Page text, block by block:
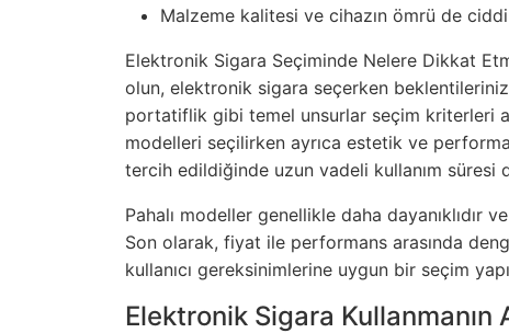
Malzeme kalitesi ve cihazın ömrü de
Elektronik Sigara Seçiminde Nelere Dikkat
olun, elektronik sigara seçerken
portatiflik gibi temel unsurlar seçim kriterleri
modelleri seçilirken ayrıca estetik ve
tercih edildiğinde uzun vadeli kullanım süresi
Pahalı modeller genellikle daha dayanıklıdır
Son olarak, fiyat ile performans arasında
kullanıcı gereksinimlerine uygun bir seçim
Elektronik Sigara Kullanmanın